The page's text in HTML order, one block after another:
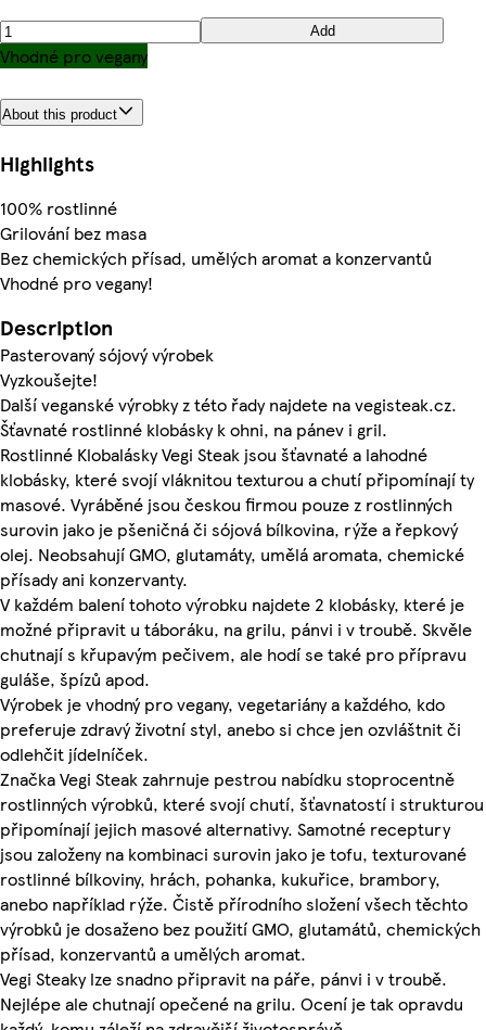
Add
Vhodné pro vegany
About this product
Highlights
100% rostlinné
Grilování bez masa
Bez chemických přísad, umělých aromat a konzervantů
Vhodné pro vegany!
Description
Pasterovaný sójový výrobek
Vyzkoušejte!
Další veganské výrobky z této řady najdete na vegisteak.cz.
Šťavnaté rostlinné klobásky k ohni, na pánev i gril.
Rostlinné Klobalásky Vegi Steak jsou šťavnaté a lahodné
klobásky, které svojí vláknitou texturou a chutí připomínají ty
masové. Vyráběné jsou českou firmou pouze z rostlinných
surovin jako je pšeničná či sójová bílkovina, rýže a řepkový
olej. Neobsahují GMO, glutamáty, umělá aromata, chemické
přísady ani konzervanty.
V každém balení tohoto výrobku najdete 2 klobásky, které je
možné připravit u táboráku, na grilu, pánvi i v troubě. Skvěle
chutnají s křupavým pečivem, ale hodí se také pro přípravu
guláše, špízů apod.
Výrobek je vhodný pro vegany, vegetariány a každého, kdo
preferuje zdravý životní styl, anebo si chce jen ozvláštnit či
odlehčit jídelníček.
Značka Vegi Steak zahrnuje pestrou nabídku stoprocentně
rostlinných výrobků, které svojí chutí, šťavnatostí i strukturou
připomínají jejich masové alternativy. Samotné receptury
jsou založeny na kombinaci surovin jako je tofu, texturované
rostlinné bílkoviny, hrách, pohanka, kukuřice, brambory,
anebo například rýže. Čistě přírodního složení všech těchto
výrobků je dosaženo bez použití GMO, glutamátů, chemických
přísad, konzervantů a umělých aromat.
Vegi Steaky lze snadno připravit na páře, pánvi i v troubě.
Nejlépe ale chutnají opečené na grilu. Ocení je tak opravdu